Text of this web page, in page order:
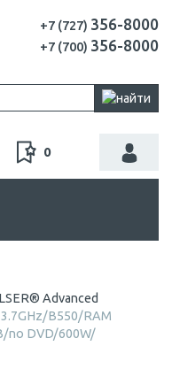
+7 (727) 356-8000
+7 (700) 356-8000
0
Advanced
B550/RAM
no DVD/600W/